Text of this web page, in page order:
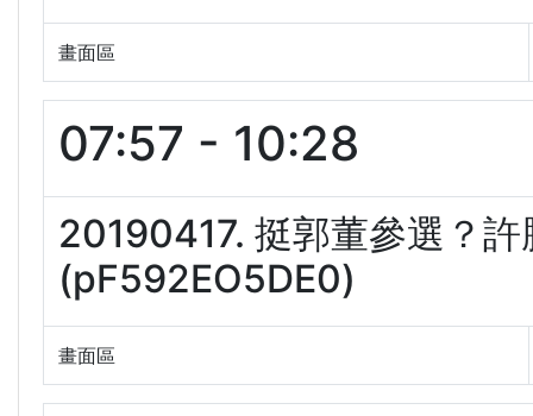
畫面區
07:57 - 10:28
20190417. 挺郭董參選？
(pF592EO5DE0)
畫面區